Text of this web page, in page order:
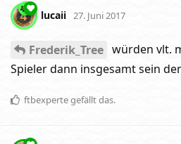
lucaii 27. Juni 2017
Frederik_Tree würden vlt.
Spieler dann insgesamt sein
ftbexpertegefällt das.